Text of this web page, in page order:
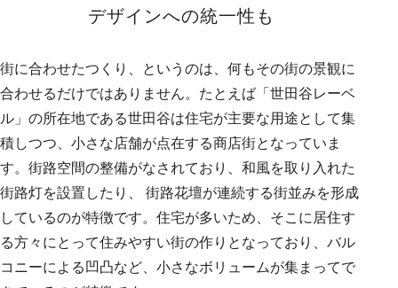
デザインへの統一性も
街に合わせたつくり、というのは、何もその街の景観に
合わせるだけではありません。たとえば「世田谷レーベ
ル」の所在地である世田谷は住宅が主要な用途として集
積しつつ、小さな店舗が点在する商店街となっていま
す。街路空間の整備がなされており、和風を取り入れた
街路灯を設置したり、 街路花壇が連続する街並みを形成
しているのが特徴です。住宅が多いため、そこに居住す
る方々にとって住みやすい街の作りとなっており、バル
コニーによる凹凸など、小さなボリュームが集まってで